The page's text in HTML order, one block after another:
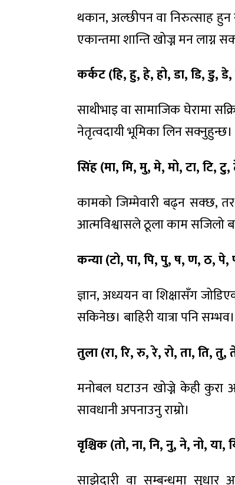
थकान, अल्छीपन वा निरुत्साह
एकान्तमा शान्ति खोज्न मन लाग्न
कर्कट (हि,हु,हे,हो,डा,डि,डु,डे,
साथीभाइ वा सामाजिक घेरामा
नेतृत्वदायी भूमिका लिन सक्नुहुन्छ।
सिंह (मा,मि,मु,मे,मो,टा,टि,टु,
कामको जिम्मेवारी बढ्न सक्छ,
आत्मविश्वासले ठूला काम सजिलो
कन्या (टो,पा,पि,पु,ष,ण,ठ,पे,
ज्ञान, अध्ययन वा शिक्षासँग
सकिनेछ। बाहिरी यात्रा पनि सम्भव।
तुला (रा,रि,रु,रे,रो,ता,ति,तु,
मनोबल घटाउन खोज्ने केही
सावधानी अपनाउनु राम्रो।
वृश्चिक (तो,ना,नि,नु,ने,नो,या,